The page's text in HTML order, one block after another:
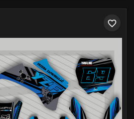
favorite_border